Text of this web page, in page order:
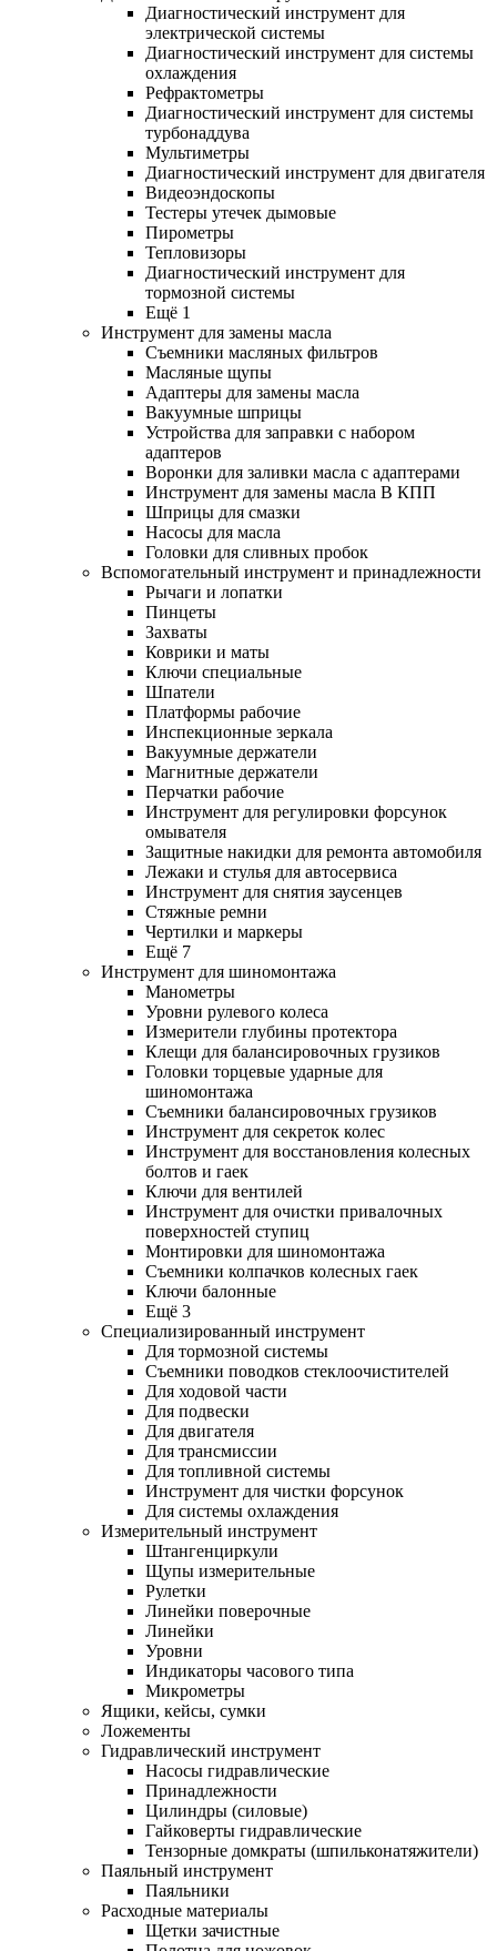
Диагностический инструмент для
электрической системы
Диагностический инструмент для системы
охлаждения
Рефрактометры
Диагностический инструмент для системы
турбонаддува
Мультиметры
Диагностический инструмент для двигателя
Видеоэндоскопы
Тестеры утечек дымовые
Пирометры
Тепловизоры
Диагностический инструмент для
тормозной системы
Ещё 1
Инструмент для замены масла
Съемники масляных фильтров
Масляные щупы
Адаптеры для замены масла
Вакуумные шприцы
Устройства для заправки с набором
адаптеров
Воронки для заливки масла с адаптерами
Инструмент для замены масла В КПП
Шприцы для смазки
Насосы для масла
Головки для сливных пробок
Вспомогательный инструмент и принадлежности
Рычаги и лопатки
Пинцеты
Захваты
Коврики и маты
Ключи специальные
Шпатели
Платформы рабочие
Инспекционные зеркала
Вакуумные держатели
Магнитные держатели
Перчатки рабочие
Инструмент для регулировки форсунок
омывателя
Защитные накидки для ремонта автомобиля
Лежаки и стулья для автосервиса
Инструмент для снятия заусенцев
Стяжные ремни
Чертилки и маркеры
Ещё 7
Инструмент для шиномонтажа
Манометры
Уровни рулевого колеса
Измерители глубины протектора
Клещи для балансировочных грузиков
Головки торцевые ударные для
шиномонтажа
Съемники балансировочных грузиков
Инструмент для секреток колес
Инструмент для восстановления колесных
болтов и гаек
Ключи для вентилей
Инструмент для очистки привалочных
поверхностей ступиц
Монтировки для шиномонтажа
Съемники колпачков колесных гаек
Ключи балонные
Ещё 3
Специализированный инструмент
Для тормозной системы
Съемники поводков стеклоочистителей
Для ходовой части
Для подвески
Для двигателя
Для трансмиссии
Для топливной системы
Инструмент для чистки форсунок
Для системы охлаждения
Измерительный инструмент
Штангенциркули
Щупы измерительные
Рулетки
Линейки поверочные
Линейки
Уровни
Индикаторы часового типа
Микрометры
Ящики, кейсы, сумки
Ложементы
Гидравлический инструмент
Насосы гидравлические
Принадлежности
Цилиндры (силовые)
Гайковерты гидравлические
Тензорные домкраты (шпильконатяжители)
Паяльный инструмент
Паяльники
Расходные материалы
Щетки зачистные